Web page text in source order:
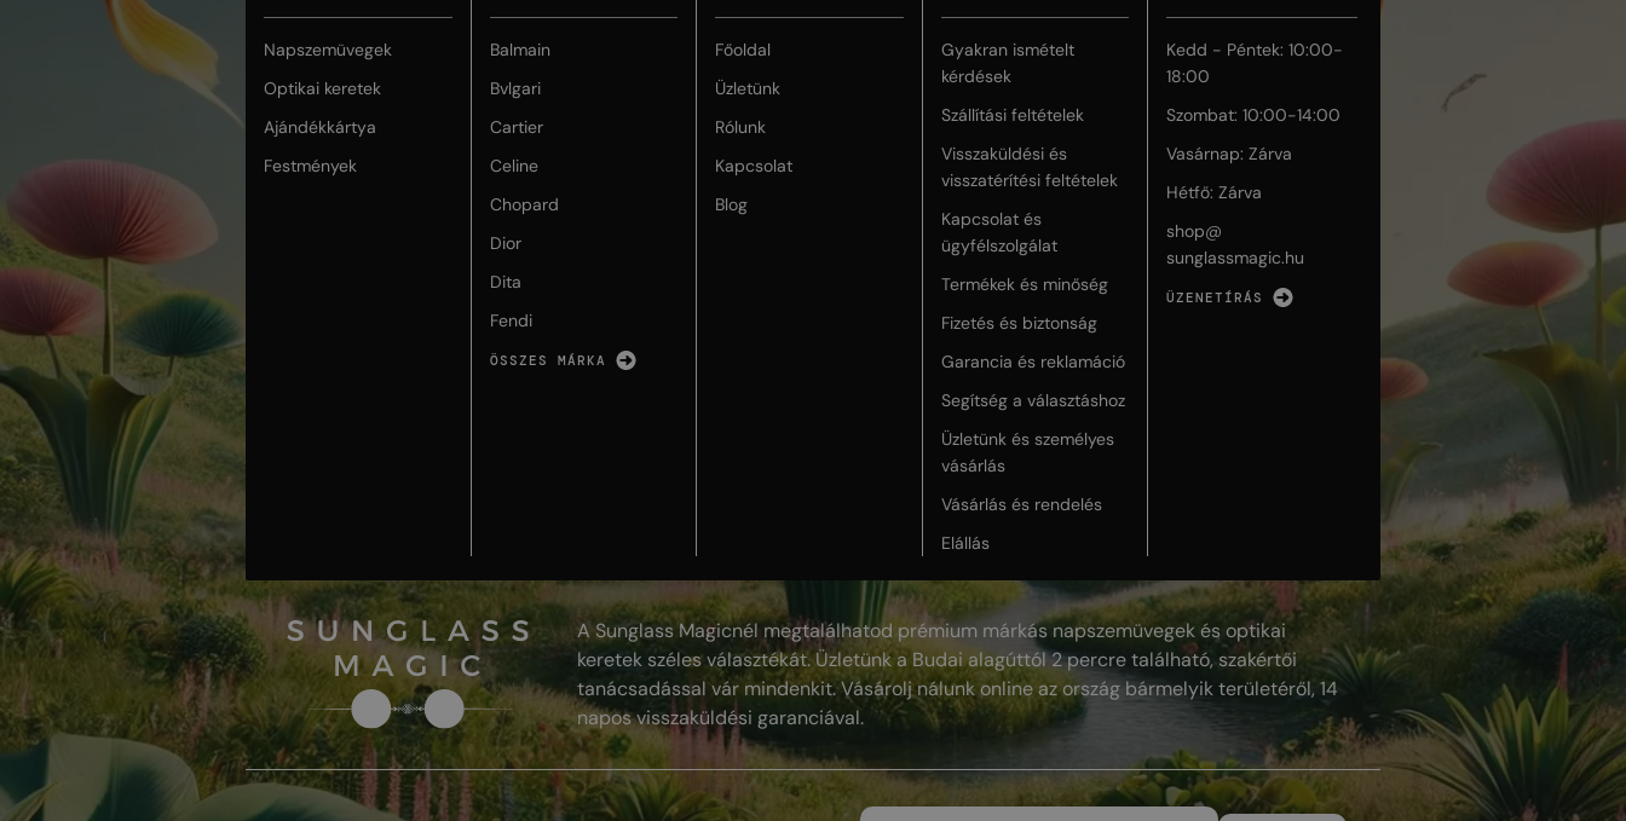
Napszemüvegek
Optikai keretek
Ajándékkártya
Festmények
Balmain
Bvlgari
Cartier
Celine
Chopard
Dior
Dita
Fendi
ÖSSZES MÁRKA
Főoldal
Üzletünk
Rólunk
Kapcsolat
Blog
Gyakran ismételt
kérdések
Szállítási feltételek
Visszaküldési és
visszatérítési feltételek
Kapcsolat és
ügyfélszolgálat
Termékek és minőség
Fizetés és biztonság
Garancia és reklamáció
Segítség a választáshoz
Üzletünk és személyes
vásárlás
Vásárlás és rendelés
Elállás
Kedd - Péntek: 10:00-
18:00
Szombat: 10:00-14:00
Vasárnap: Zárva
Hétfő: Zárva
shop@
sunglassmagic.hu
ÜZENETÍRÁS
A Sunglass Magicnél megtalálhatod prémium márkás napszemüvegek és optikai
keretek széles választékát. Üzletünk a Budai alagúttól 2 percre található, szakértői
tanácsadással vár mindenkit. Vásárolj nálunk online az ország bármelyik területéről, 14
napos visszaküldési garanciával.